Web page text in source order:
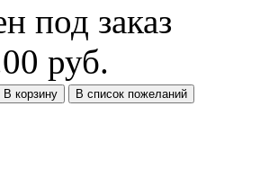
под заказ
руб.